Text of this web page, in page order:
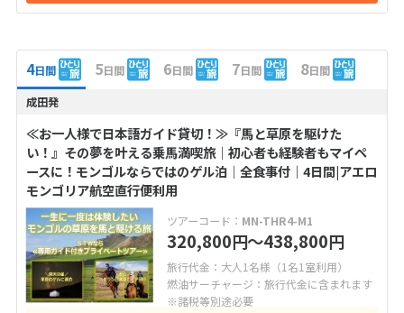
4日間 5日間 6日間 7日間 8日間
成田発
≪お一人様で日本語ガイド貸切！≫『馬と草原を駆けた
い！』その夢を叶える乗馬満喫旅｜初心者も経験者もマイペ
ースに！モンゴルならではのゲル泊｜全食事付｜4日間|アエロ
モンゴリア航空直行便利用
ツアーコード： MN-THR4-M1
320,800円〜438,800円
旅行代金：大人1名様（1名1室利用）
燃油サーチャージ：旅行代金に含まれます
※諸税等別途必要